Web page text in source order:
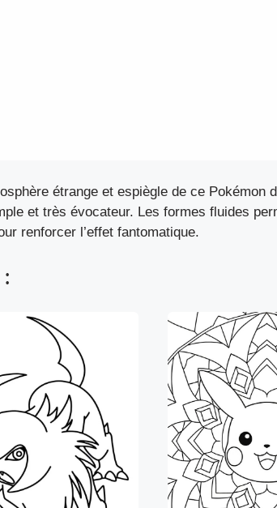
étrange et espiègle de ce Pokémon
et très évocateur. Les formes fluides
renforcer l’effet fantomatique.